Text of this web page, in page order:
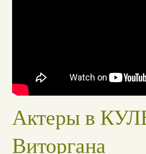
Актеры в
Виторгана